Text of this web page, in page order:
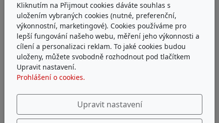
Kliknutím na Přijmout cookies dáváte souhlas s
uložením vybraných cookies (nutné, preferenční,
výkonnostní, marketingové). Cookies používáme pro
lepší fungování našeho webu, měření jeho výkonnosti a
cílení a personalizaci reklam. To jaké cookies budou
uloženy, můžete svobodně rozhodnout pod tlačítkem
Upravit nastavení.
Prohlášení o cookies.
Upravit nastavení